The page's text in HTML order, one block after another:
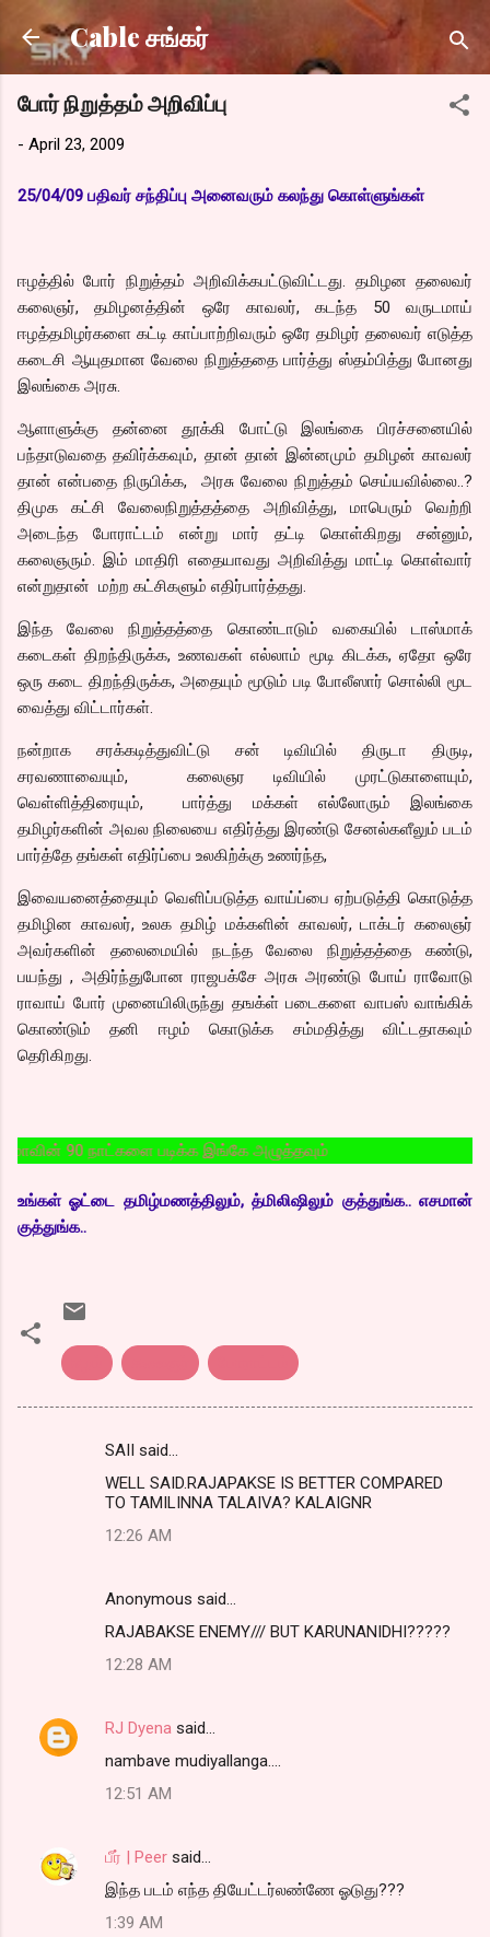
Skip to main content
Cable சங்கர்
போர் நிறுத்தம் அறிவிப்பு
- April 23, 2009
25/04/09 பதிவர் சந்திப்பு அனைவரும் கலந்து கொள்ளுங்கள்
ஈழத்தில் போர் நிறுத்தம் அறிவிக்கபட்டுவிட்டது. தமிழன தலைவர்
கலைஞர், தமிழனத்தின் ஒரே காவலர், கடந்த 50 வருடமாய்
ஈழத்தமிழர்களை கட்டி காப்பாற்றிவரும் ஒரே தமிழர் தலைவர் எடுத்த
கடைசி ஆயுதமான வேலை நிறுத்ததை பார்த்து ஸ்தம்பித்து போனது
இலங்கை அரசு.
ஆளாளுக்கு தன்னை தூக்கி போட்டு இலங்கை பிரச்சனையில்
பந்தாடுவதை தவிர்க்கவும், தான் தான் இன்னமும் தமிழன் காவலர்
தான் என்பதை நிருபிக்க, அரசு வேலை நிறுத்தம் செய்யவில்லை..?
திமுக கட்சி வேலைநிறுத்தத்தை அறிவித்து, மாபெரும் வெற்றி
அடைந்த போராட்டம் என்று மார் தட்டி கொள்கிறது சன்னும்,
கலைஞரும். இம் மாதிரி எதையாவது அறிவித்து மாட்டி கொள்வார்
என்றுதான் மற்ற கட்சிகளும் எதிர்பார்த்தது.
இந்த வேலை நிறுத்தத்தை கொண்டாடும் வகையில் டாஸ்மாக்
கடைகள் திறந்திருக்க, உணவகள் எல்லாம் மூடி கிடக்க, ஏதோ ஒரே
ஒரு கடை திறந்திருக்க, அதையும் மூடும் படி போலீஸார் சொல்லி மூட
வைத்து விட்டார்கள்.
நன்றாக சரக்கடித்துவிட்டு சன் டிவியில் திருடா திருடி,
சரவணாவையும், கலைஞர டிவியில் முரட்டுகாளையும்,
வெள்ளித்திரையும், பார்த்து மக்கள் எல்லோரும் இலங்கை
தமிழர்களின் அவல நிலையை எதிர்த்து இரண்டு சேனல்களீலும் படம்
பார்த்தே தங்கள் எதிர்ப்பை உலகிற்க்கு உணர்ந்த,
இவையனைத்தையும் வெளிப்படுத்த வாய்ப்பை ஏற்படுத்தி கொடுத்த
தமிழின காவலர், உலக தமிழ் மக்களின் காவலர், டாக்டர் கலைஞர்
அவர்களின் தலைமையில் நடந்த வேலை நிறுத்தத்தை கண்டு,
பயந்து , அதிர்ந்துபோன ராஜபக்சே அரசு அரண்டு போய் ராவோடு
ராவாய் போர் முனையிலிருந்து தஙக்ள் படைகளை வாபஸ் வாங்கிக்
கொண்டும் தனி ஈழம் கொடுக்க சம்மதித்து விட்டதாகவும்
தெரிகிறது.
90 நாட்களை படிக்க இங்கே அழுத்தவும்
உங்கள் ஓட்டை தமிழ்மணத்திலும், த்மிலிஷிலும் குத்துங்க.. எசமான்
குத்துங்க..
SAII said…
WELL SAID.RAJAPAKSE IS BETTER COMPARED
TO TAMILINNA TALAIVA? KALAIGNR
12:26 AM
Anonymous said…
RAJABAKSE ENEMY/// BUT KARUNANIDHI?????
12:28 AM
RJ Dyena said…
nambave mudiyallanga....
12:51 AM
பீர் | Peer said…
இந்த படம் எந்த தியேட்டர்லண்ணே ஓடுது???
1:39 AM